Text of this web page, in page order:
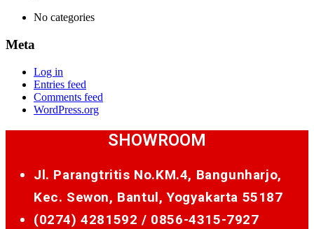
No categories
Meta
Log in
Entries feed
Comments feed
WordPress.org
SHOWROOM
Jl. Parangtritis No.KM.4, Bangunharjo,
Kec. Sewon, Bantul, Yogyakarta 55187
(0274) 4281592 / 0856-4315-7927